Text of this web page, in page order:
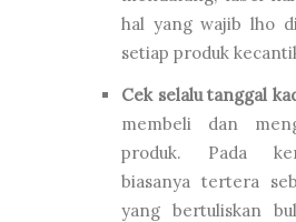
hal yang wajib lho
setiap produk
Cek selalu tanggal
membeli dan
produk. Pada
biasanya tertera
yang bertuliskan